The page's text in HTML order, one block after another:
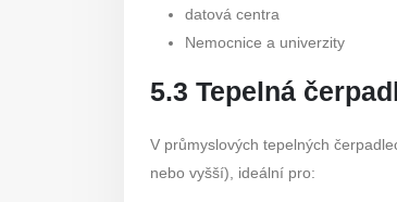
datová centra
Nemocnice a univerzity
5.3 Tepelná
V průmyslových tepelných
nebo vyšší), ideální pro: